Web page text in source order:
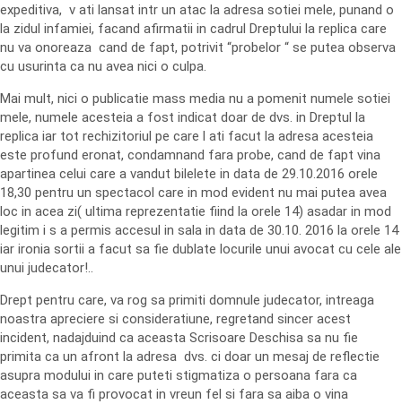
expeditiva, v ati lansat intr un atac la adresa sotiei mele, punand o
la zidul infamiei, facand afirmatii in cadrul Dreptului la replica care
nu va onoreaza cand de fapt, potrivit “probelor “ se putea observa
cu usurinta ca nu avea nici o culpa.
Mai mult, nici o publicatie mass media nu a pomenit numele sotiei
mele, numele acesteia a fost indicat doar de dvs. in Dreptul la
replica iar tot rechizitoriul pe care l ati facut la adresa acesteia
este profund eronat, condamnand fara probe, cand de fapt vina
apartinea celui care a vandut bilelete in data de 29.10.2016 orele
18,30 pentru un spectacol care in mod evident nu mai putea avea
loc in acea zi( ultima reprezentatie fiind la orele 14) asadar in mod
legitim i s a permis accesul in sala in data de 30.10. 2016 la orele 14
iar ironia sortii a facut sa fie dublate locurile unui avocat cu cele ale
unui judecator!..
Drept pentru care, va rog sa primiti domnule judecator, intreaga
noastra apreciere si consideratiune, regretand sincer acest
incident, nadajduind ca aceasta Scrisoare Deschisa sa nu fie
primita ca un afront la adresa dvs. ci doar un mesaj de reflectie
asupra modului in care puteti stigmatiza o persoana fara ca
aceasta sa va fi provocat in vreun fel si fara sa aiba o vina